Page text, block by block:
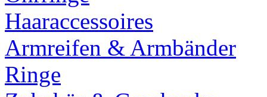
Haaraccessoires
Armreifen & Armbänder
Ringe